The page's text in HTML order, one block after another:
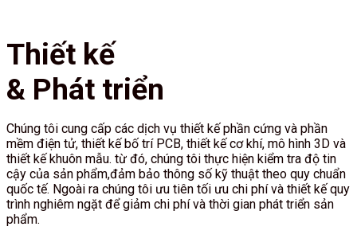
Thiết kế
& Phát triển
Chúng tôi cung cấp các dịch vụ thiết kế phần cứng và phần
mềm điện tử, thiết kế bố trí PCB, thiết kế cơ khí, mô hình 3D và
thiết kế khuôn mẫu. từ đó, chúng tôi thực hiện kiểm tra độ tin
cậy của sản phẩm,đảm bảo thông số kỹ thuật theo quy chuẩn
quốc tế. Ngoài ra chúng tôi ưu tiên tối ưu chi phí và thiết kế quy
trình nghiêm ngặt để giảm chi phí và thời gian phát triển sản
phẩm.